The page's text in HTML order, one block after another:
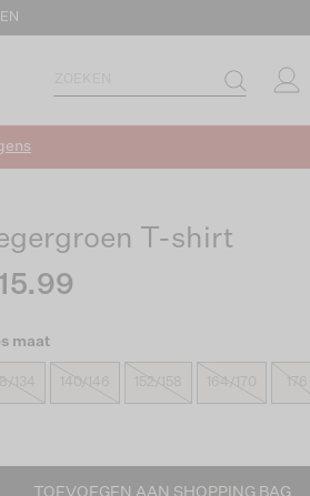
T-shirt
maat
134
TOEVOEGEN AAN SHOPPING BAG